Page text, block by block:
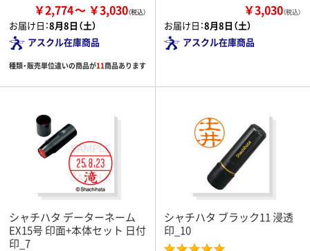
￥2,774 ￥3,030
お届け日：8月8日（土）
アスクル在庫商品
種類・販売単位違いの商品が11商品あります
￥3,030（税込）
お届け日：8月8日（土）
アスクル在庫商品
シャチハタ データーネーム
EX15号 印面+本体セット 日付
印_7
シャチハタ ブラック11 浸透
印_10